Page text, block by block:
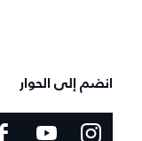
انضم إلى الحوار